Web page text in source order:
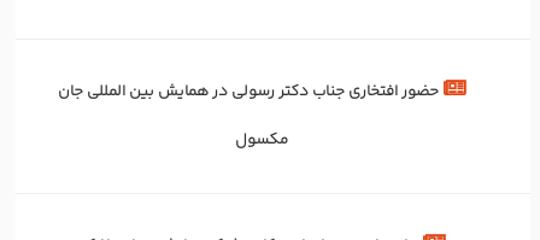
حضور افتخاری جناب دکتر رسولی در همایش بین المللی جان
مکسول